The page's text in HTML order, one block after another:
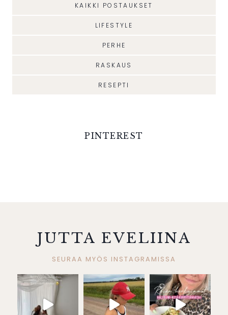
KAIKKI POSTAUKSET
LIFESTYLE
PERHE
RASKAUS
RESEPTI
PINTEREST
JUTTA EVELIINA
SEURAA MYÖS INSTAGRAMISSA